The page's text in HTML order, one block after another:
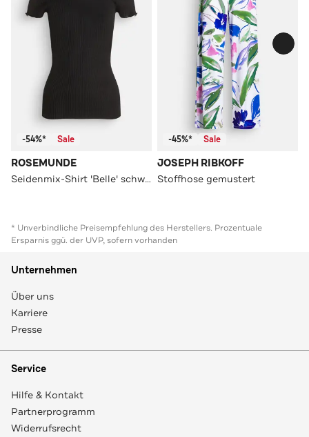
-54%* Sale
ROSEMUNDE
Seidenmix-Shirt 'Belle' schwarz
-45%* Sale
JOSEPH RIBKOFF
Stoffhose gemustert
* Unverbindliche Preisempfehlung des Herstellers. Prozentuale
Ersparnis ggü. der UVP, sofern vorhanden
Unternehmen
Über uns
Karriere
Presse
Service
Hilfe & Kontakt
Partnerprogramm
Widerrufsrecht